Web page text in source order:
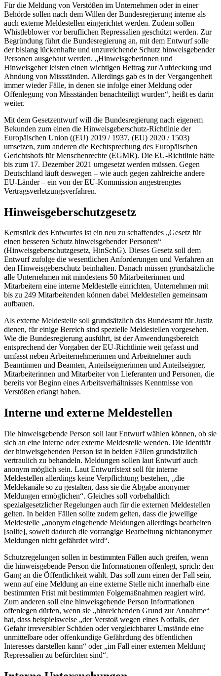
Für die Meldung von Verstößen im Unternehmen oder in einer
Behörde sollen nach dem Willen der Bundesregierung interne als
auch externe Meldestellen eingerichtet werden. Zudem sollen
Whistleblowervor beruflichen Repressalien geschützt werden. Zur
Begründung führt die Bundesregierung an, mit dem Entwurf solle
der bislang lückenhafte und unzureichende Schutz hinweisgebender
Personen ausgebaut werden. „Hinweisgeberinnen und
Hinweisgeber leisten einen wichtigen Beitrag zur Aufdeckung und
Ahndung von Missständen. Allerdings gab es in der Vergangenheit
immer wieder Fälle, in denen sie infolge einer Meldung oder
Offenlegung von Missständen benachteiligt wurden“, heißt es darin
weiter.
Mit dem Gesetzentwurf will die Bundesregierung nach eigenem
Bekunden zum einen die Hinweisgeberschutz-Richtlinie der
Europäischen Union ((EU) 2019 / 1937, (EU) 2020 / 1503)
umsetzen, zum anderen die Rechtsprechung des Europäischen
Gerichtshofs für Menschenrechte (EGMR). Die EU-Richtlinie hätte
bis zum 17. Dezember 2021 umgesetzt werden müssen. Gegen
Deutschland läuft deswegen – wie auch gegen zahlreiche andere
EU-Länder – ein von der EU-Kommission angestrengtes
Vertragsverletzungsverfahren.
Hinweisgeberschutzgesetz
Kernstück des Entwurfes ist ein neu zu schaffendes „Gesetz für
einen besseren Schutz hinweisgebender Personen“
(Hinweisgeberschutzgesetz, HinSchG). Dieses Gesetz soll dem
Entwurf zufolge die wesentlichen Anforderungen und Verfahren an
den Hinweisgeberschutz beinhalten. Danach müssen grundsätzliche
alle Unternehmen mit mindestens 50 Mitarbeiterinnen und
Mitarbeitern eine interne Meldestelle einrichten, Unternehmen mit
bis zu 249 Mitarbeitenden können dabei Meldestellen gemeinsam
aufbauen.
Als externe Meldestelle soll grundsätzlich das Bundesamt für Justiz
dienen, für einige Bereich sind spezielle Meldestellen vorgesehen.
Wie die Bundesregierung ausführt, ist der Anwendungsbereich
entsprechend der Vorgaben der EU-Richtlinie weit gefasst und
umfasst neben Arbeiternehmerinnen und Arbeitnehmer auch
Beamtinnen und Beamten, Anteilseignerinnen und Anteilseigner,
Mitarbeiterinnen und Mitarbeiter von Lieferanten und Personen, die
bereits vor Beginn eines Arbeitsverhältnisses Kenntnisse von
Verstößen erlangt haben.
Interne und externe Meldestellen
Die hinweisgebende Person soll laut Entwurf wählen können, ob sie
sich an eine interne oder externe Meldestelle wenden. Die Identität
der hinweisgebenden Person ist in beiden Fällen grundsätzlich
vertraulich zu behandeln. Meldungen sollen laut Entwurf auch
anonym möglich sein. Laut Entwurfstext soll für interne
Meldestellen allerdings keine Verpflichtung bestehen, „die
Meldekanäle so zu gestalten, dass sie die Abgabe anonymer
Meldungen ermöglichen“. Gleiches soll vorbehaltlich
spezialgesetzlicher Regelungen auch für die externen Meldestellen
gelten. In beiden Fällen sollte zudem gelten, dass die jeweilige
Meldestelle „anonym eingehende Meldungen allerdings bearbeiten
[sollte], soweit dadurch die vorrangige Bearbeitung nichtanonymer
Meldungen nicht gefährdet wird“.
Schutzregelungen sollen in bestimmten Fällen auch greifen, wenn
die hinweisgebende Person die Informationen offenlegt, sprich: den
Gang an die Öffentlichkeit wählt. Das soll zum einen der Fall sein,
wenn auf eine Meldung an eine externe Stelle nicht innerhalb eine
bestimmten Frist mit bestimmten Folgemaßnahmen reagiert wird.
Zum anderen soll eine hinweisgebende Person Informationen
offenlegen dürfen, wenn sie „hinreichenden Grund zur Annahme“
hat, dass beispielsweise „der Verstoß wegen eines Notfalls, der
Gefahr irreversibler Schäden oder vergleichbarer Umstände eine
unmittelbare oder offenkundige Gefährdung des öffentlichen
Interesses darstellen kann“ oder „im Fall einer externen Meldung
Repressalien zu befürchten sind“.